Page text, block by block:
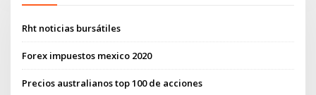
Rht noticias bursátiles
Forex impuestos mexico 2020
Precios australianos top 100 de acciones